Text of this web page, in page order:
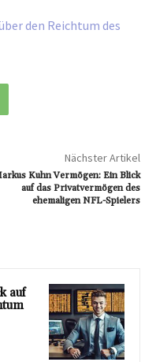
den Reichtum des
Nächster Artikel
Kuhn Vermögen: Ein Blick
auf das Privatvermögen des
ehemaligen NFL-Spielers
auf